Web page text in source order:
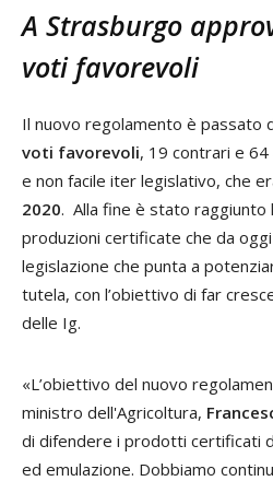
A Strasburgo
voti favorevoli
Il nuovo regolamento è passato
voti favorevoli, 19 contrari e
e non facile iter legislativo, che
2020. Alla fine è stato
produzioni certificate che da
legislazione che punta a
tutela, con l’obiettivo di far
delle Ig.
«L’obiettivo del nuovo
ministro dell'Agricoltura,
di difendere i prodotti certificati
ed emulazione. Dobbiamo